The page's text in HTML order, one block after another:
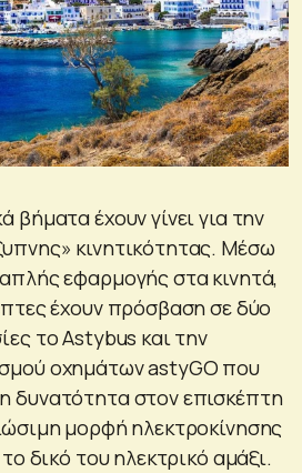
βήματα έχουν γίνει για την
κινητικότητας. Μέσω
εφαρμογής στα κινητά,
έχουν πρόσβαση σε δύο
το Astybus και την
οχημάτων astyGO που
δυνατότητα στον επισκέπτη
μορφή ηλεκτροκίνησης
δικό του ηλεκτρικό αμάξι.